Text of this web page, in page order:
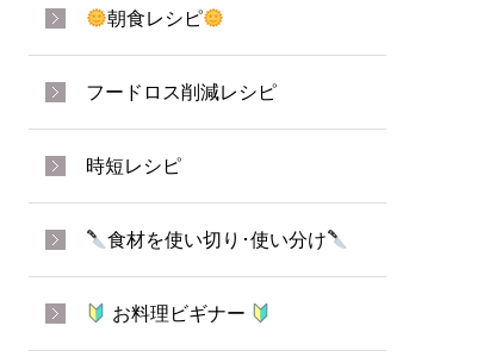
朝食レシピ
フードロス削減レシピ
時短レシピ
食材を使い切り･使い分け
お料理ビギナー